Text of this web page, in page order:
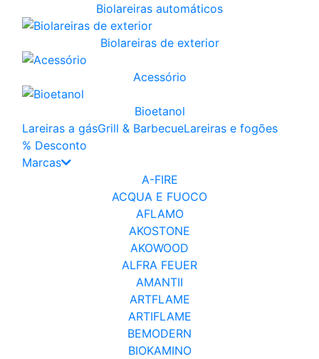
Biolareiras automáticos
Biolareiras de exterior
Acessório
Bioetanol
Lareiras a gásGrill & BarbecueLareiras e fogões
% Desconto
Marcas
A-FIRE
ACQUA E FUOCO
AFLAMO
AKOSTONE
AKOWOOD
ALFRA FEUER
AMANTII
ARTFLAME
ARTIFLAME
BEMODERN
BIOKAMINO